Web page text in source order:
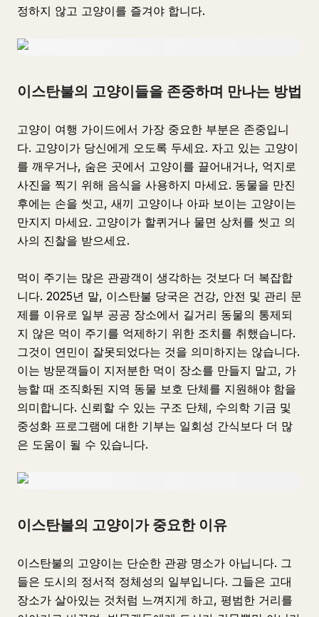
정하지 않고 고양이를 즐겨야 합니다.
이스탄불의 고양이들을 존중하며 만나는 방법
고양이 여행 가이드에서 가장 중요한 부분은 존중입니
다. 고양이가 당신에게 오도록 두세요. 자고 있는 고양이
를 깨우거나, 숨은 곳에서 고양이를 끌어내거나, 억지로
사진을 찍기 위해 음식을 사용하지 마세요. 동물을 만진
후에는 손을 씻고, 새끼 고양이나 아파 보이는 고양이는
만지지 마세요. 고양이가 할퀴거나 물면 상처를 씻고 의
사의 진찰을 받으세요.
먹이 주기는 많은 관광객이 생각하는 것보다 더 복잡합
니다. 2025년 말, 이스탄불 당국은 건강, 안전 및 관리 문
제를 이유로 일부 공공 장소에서 길거리 동물의 통제되
지 않은 먹이 주기를 억제하기 위한 조치를 취했습니다.
그것이 연민이 잘못되었다는 것을 의미하지는 않습니다.
이는 방문객들이 지저분한 먹이 장소를 만들지 말고, 가
능할 때 조직화된 지역 동물 보호 단체를 지원해야 함을
의미합니다. 신뢰할 수 있는 구조 단체, 수의학 기금 및
중성화 프로그램에 대한 기부는 일회성 간식보다 더 많
은 도움이 될 수 있습니다.
이스탄불의 고양이가 중요한 이유
이스탄불의 고양이는 단순한 관광 명소가 아닙니다. 그
들은 도시의 정서적 정체성의 일부입니다. 그들은 고대
장소가 살아있는 것처럼 느껴지게 하고, 평범한 거리를